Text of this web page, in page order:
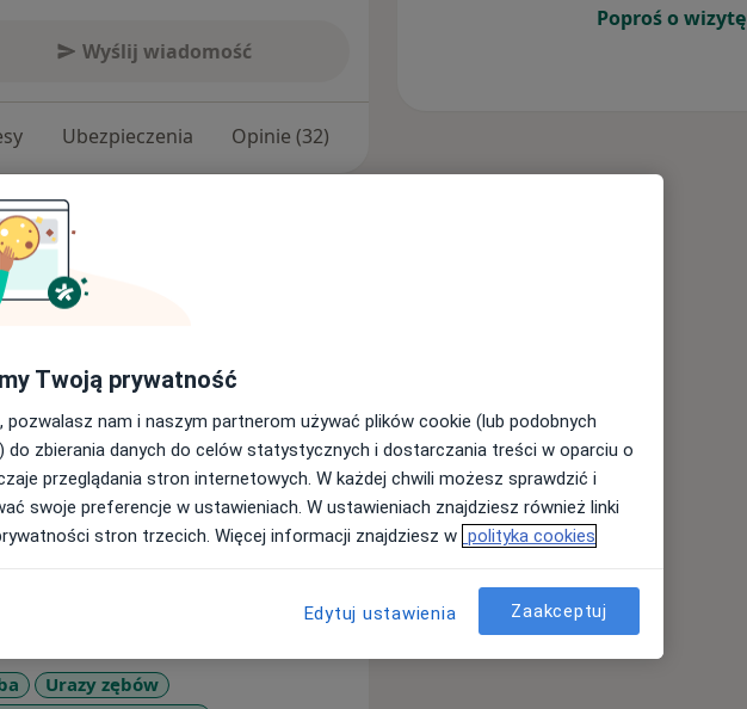
Wyślij wiadomość
Ubezpieczenia Opinie (32)
im. Piastów Śląskich we
stomatologicznej w
uzyskując drugi najwyższy
Egzaminu Specjalizacyjnego.
chirurgii jamy ustnej i
i mało inwazyjnych metod
podejście zapewnia
Nieustannie rozwijam swoje
i szkoleniach. Jestem
i Szczękowo-
Chirurgii Stomatologicznej
Urazy zębów
Poproś o wizytę
Twoją prywatność
pozwalasz nam i naszym partnerom używać plików cookie (lub podobnych
do zbierania danych do celów statystycznych i dostarczania treści w oparciu o
przeglądania stron internetowych. W każdej chwili możesz sprawdzić i
swoje preferencje w ustawieniach. W ustawieniach znajdziesz również linki
stron trzecich. Więcej informacji znajdziesz w polityka cookies
Edytuj ustawienia Zaakceptuj